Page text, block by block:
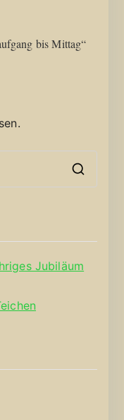
bis Mittag“
Jubiläum